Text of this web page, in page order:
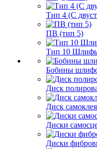
Тип 4 (С
ПВ (тип 5)
Тип 10 Шлифы
Бобины
Диск
Диск
Диски
Диски